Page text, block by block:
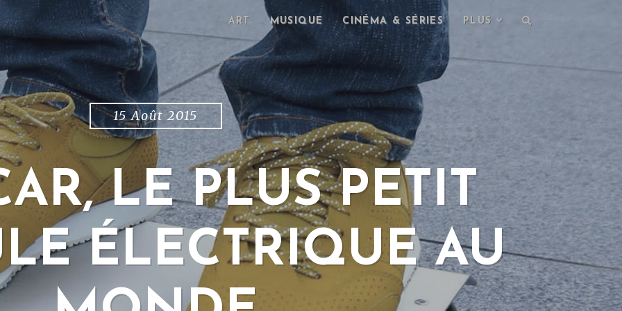
ART MUSIQUE CINÉMA & SÉRIES PLUS
15 Août 2015
LE PLUS PETIT
ÉLECTRIQUE AU